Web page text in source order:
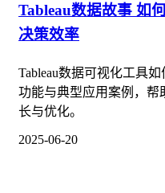
Tableau数据故事 如
决策效率
Tableau数据可视化工具
功能与典型应用案例，帮
长与优化。
2025-06-20